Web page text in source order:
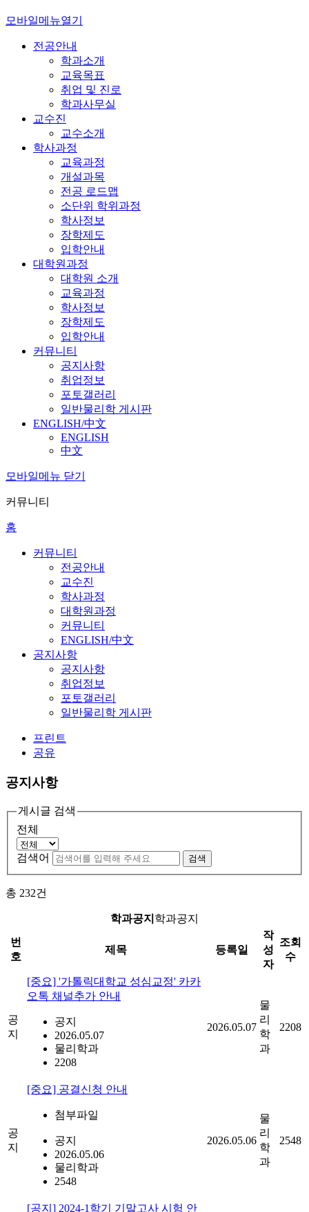
모바일메뉴열기
전공안내
학과소개
교육목표
취업 및 진로
학과사무실
교수진
교수소개
학사과정
교육과정
개설과목
전공 로드맵
소단위 학위과정
학사정보
장학제도
입학안내
대학원과정
대학원 소개
교육과정
학사정보
장학제도
입학안내
커뮤니티
공지사항
취업정보
포토갤러리
일반물리학 게시판
ENGLISH/中文
ENGLISH
中文
모바일메뉴 닫기
커뮤니티
홈
커뮤니티
전공안내
교수진
학사과정
대학원과정
커뮤니티
ENGLISH/中文
공지사항
공지사항
취업정보
포토갤러리
일반물리학 게시판
프린트
공유
공지사항
게시글 검색
전체
검색어 검색
총 232건
학과공지 학과공지
번
호
제목 등록일
작
성
자
조회
수
공
지
[중요] '가톨릭대학교 성심교정' 카카
오톡 채널추가 안내
공지
2026.05.07
물리학과
2208
2026.05.07
물
리
학
과
2208
공
지
[중요] 공결신청 안내
첨부파일
공지
2026.05.06
물리학과
2548
2026.05.06
물
리
학
과
2548
[공지] 2024-1학기 기말고사 시험 안